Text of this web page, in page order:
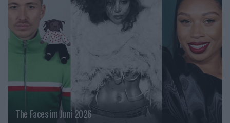
The Faces im Juni 2026